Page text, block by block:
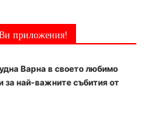
приложения!
Варна в своето любимо
най-важните събития от